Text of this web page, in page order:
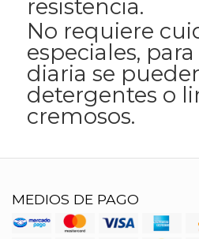
resistencia.
No requiere
especiales,
diaria se
detergentes o
cremosos.
MEDIOS DE PAGO